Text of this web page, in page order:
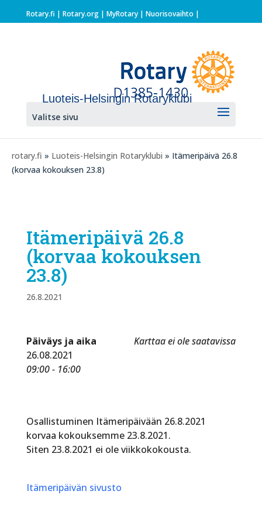
Rotary.fi | Rotary.org| MyRotary | Nuorisovaihto |
Luoteis-Helsingin Rotaryklubi
Valitse sivu
rotary.fi » Luoteis-Helsingin Rotaryklubi » Itämeripäivä 26.8
(korvaa kokouksen 23.8)
Itämeripäivä 26.8
(korvaa kokouksen
23.8)
26.8.2021
Karttaa ei ole saatavissa
Päiväys ja aika
26.08.2021
09:00 - 16:00
Osallistuminen Itämeripäivään 26.8.2021
korvaa kokouksemme 23.8.2021.
Siten 23.8.2021 ei ole viikkokokousta.
Itämeripäivän sivusto